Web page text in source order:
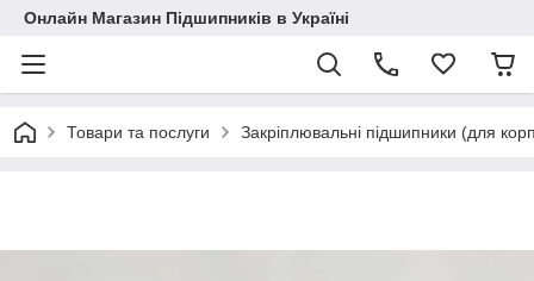
Онлайн Магазин Підшипників в Україні
Товари та послуги Закріплювальні підшипники (для